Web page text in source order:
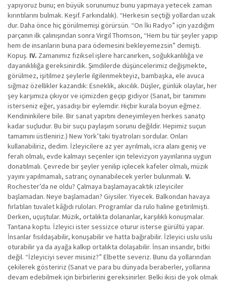
yapıyoruz bunu; en büyük sorunumuz bunu yapmaya yetecek zaman
kırıntılarını bulmak. Keşif. Farkındalık). “Herkesin seçtiği yollardan uzak
dur. Daha önce hiç görülmemişi görürsün. “On İki Radyo” için yazdığım
parçanın ilk çalınışından sonra Virgil Thomson, “Hem bu tür şeyler yapıp
hem de insanların buna para ödemesini bekleyemezsin” demişti.
Kopuş. IV. Zamanımız fiziksel işlere harcanırken, soğukkanlılığa ve
dayanıklılığa gereksinirdik. Şimdilerde düşüncelerimiz değişmekte,
görülmez, işitilmez şeylerle ilgilenmekteyiz, bambaşka, ele avuca
sığmaz özellikler kazandık: Esneklik, akıcılık. Düşler, günlük olaylar, her
şey karşımıza çıkıyor ve içimizden geçip gidiyor (Sanat, bir tanımını
isterseniz eğer, yasadışı bir eylemdir. Hiçbir kurala boyun eğmez.
Kendininkilere bile. Bir sanat yapıtını deneyimleyen herkes sanatçı
kadar suçludur. Bu bir suçu paylaşım sorunu değildir. Hepimiz suçun
tamamını üstleniriz.) New York’taki tiyatroları sordular. Onları
kullanabiliriz, dedim. İzleyicilere az yer ayrılmalı, icra alanı geniş ve
ferah olmalı, evde kalmayı seçenler için televizyon yayınlarına uygun
donatılmalı. Çevrede bir şeyler yenilip içilecek kafeler olmalı, müzik
yayını yapılmamalı, satranç oynanabilecek yerler bulunmalı. V.
Rochester’da ne oldu? Çalmaya başlamayacaktık izleyiciler
başlamadan. Neye başlamadan? Giysiler. Yiyecek. Balkondan havaya
fırlatılan tuvalet kâğıdı ruloları. Programlar da rulo haline getirilmişti.
Derken, uçuştular. Müzik, ortalıkta dolananlar, karşılıklı konuşmalar.
Tantana koptu. İzleyici ister sessizce oturur isterse gürültü yapar.
İnsanlar fısıldaşabilir, konuşabilir ve hatta bağırabilir. İzleyici uslu uslu
oturabilir ya da ayağa kalkıp ortalıkta dolaşabilir. İnsan insandır, bitki
değil. “İzleyiciyi sever misiniz?” Elbette severiz. Bunu da yollarından
çekilerek gösteririz (Sanat ve para bu dünyada beraberler, yollarına
devam edebilmek için birbirlerini gereksinirler. Belki ikisi de yok olmak